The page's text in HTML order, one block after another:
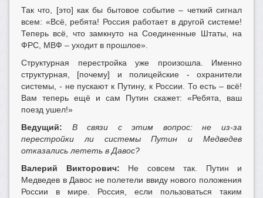
Так что, [это] как бы бытовое событие – четкий сигнал
всем: «Всё, ребята! Россия работает в другой системе!
Теперь всё, что замкнуто на Соединенные Штаты, на
ФРС, МВФ – уходит в прошлое».
Структурная перестройка уже произошла. Именно
структурная, [почему] и полицейские - охранители
системы, - не пускают к Путину, к России. То есть – всё!
Вам теперь ещё и сам Путин скажет: «Ребята, ваш
поезд ушел!»
Ведущий: В связи с этим вопрос: не из-за
перестройки ли системы Путин и Медведев
отказались лететь в Давос?
Валерий Викторович: Не совсем так. Путин и
Медведев в Давос не полетели ввиду нового положения
России в мире. Россия, если пользоваться таким